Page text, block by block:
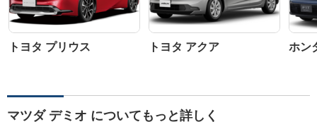
トヨタ プリウス トヨタ アクア ホン
マツダ デミオ についてもっと詳しく